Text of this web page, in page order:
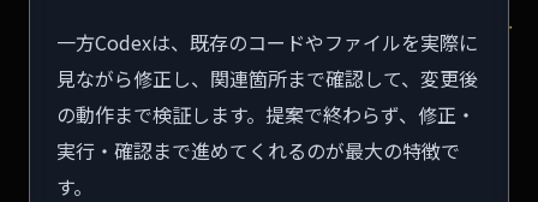
一方Codexは、既存のコードやファイルを実際に
見ながら修正し、関連箇所まで確認して、変更後
の動作まで検証します。提案で終わらず、修正・
実行・確認まで進めてくれるのが最大の特徴で
す。